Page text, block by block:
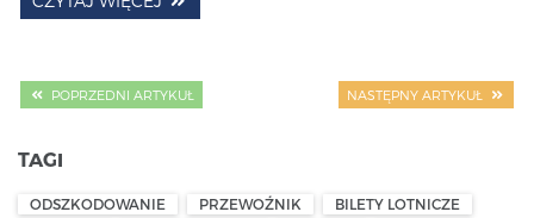
POPRZEDNI ARTYKUŁ NASTĘPNY ARTYKUŁ
TAGI
ODSZKODOWANIE PRZEWOŹNIK
BILETY LOTNICZE